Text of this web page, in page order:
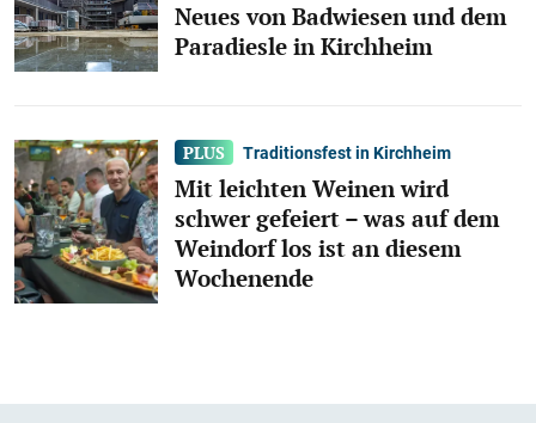
Neues von Badwiesen und dem
Paradiesle in Kirchheim
Traditionsfest in Kirchheim
Mit leichten Weinen wird
schwer gefeiert – was auf dem
Weindorf los ist an diesem
Wochenende